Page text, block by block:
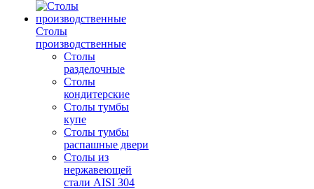
Столы
производственные
Столы
разделочные
Столы
кондитерские
Столы тумбы
купе
Столы тумбы
распашные двери
Столы из
нержавеющей
стали AISI 304